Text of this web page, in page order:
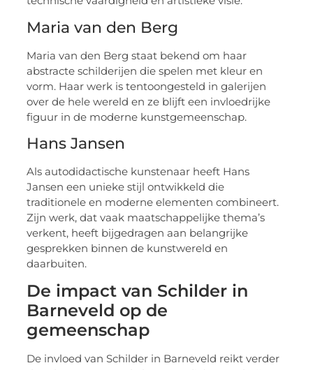
Maria van den Berg
Maria van den Berg staat bekend om haar
abstracte schilderijen die spelen met kleur en
vorm. Haar werk is tentoongesteld in galerijen
over de hele wereld en ze blijft een invloedrijke
figuur in de moderne kunstgemeenschap.
Hans Jansen
Als autodidactische kunstenaar heeft Hans
Jansen een unieke stijl ontwikkeld die
traditionele en moderne elementen combineert.
Zijn werk, dat vaak maatschappelijke thema’s
verkent, heeft bijgedragen aan belangrijke
gesprekken binnen de kunstwereld en
daarbuiten.
De impact van Schilder in
Barneveld op de
gemeenschap
De invloed van Schilder in Barneveld reikt verder